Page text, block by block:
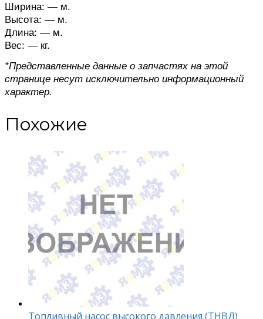
Ширина: — м.
Высота: — м.
Длина: — м.
Вес: — кг.
*Представленные данные о запчастях на этой
странице несут исключительно информационный
характер.
Похожие
Топливный насос высокого давления (ТНВД)